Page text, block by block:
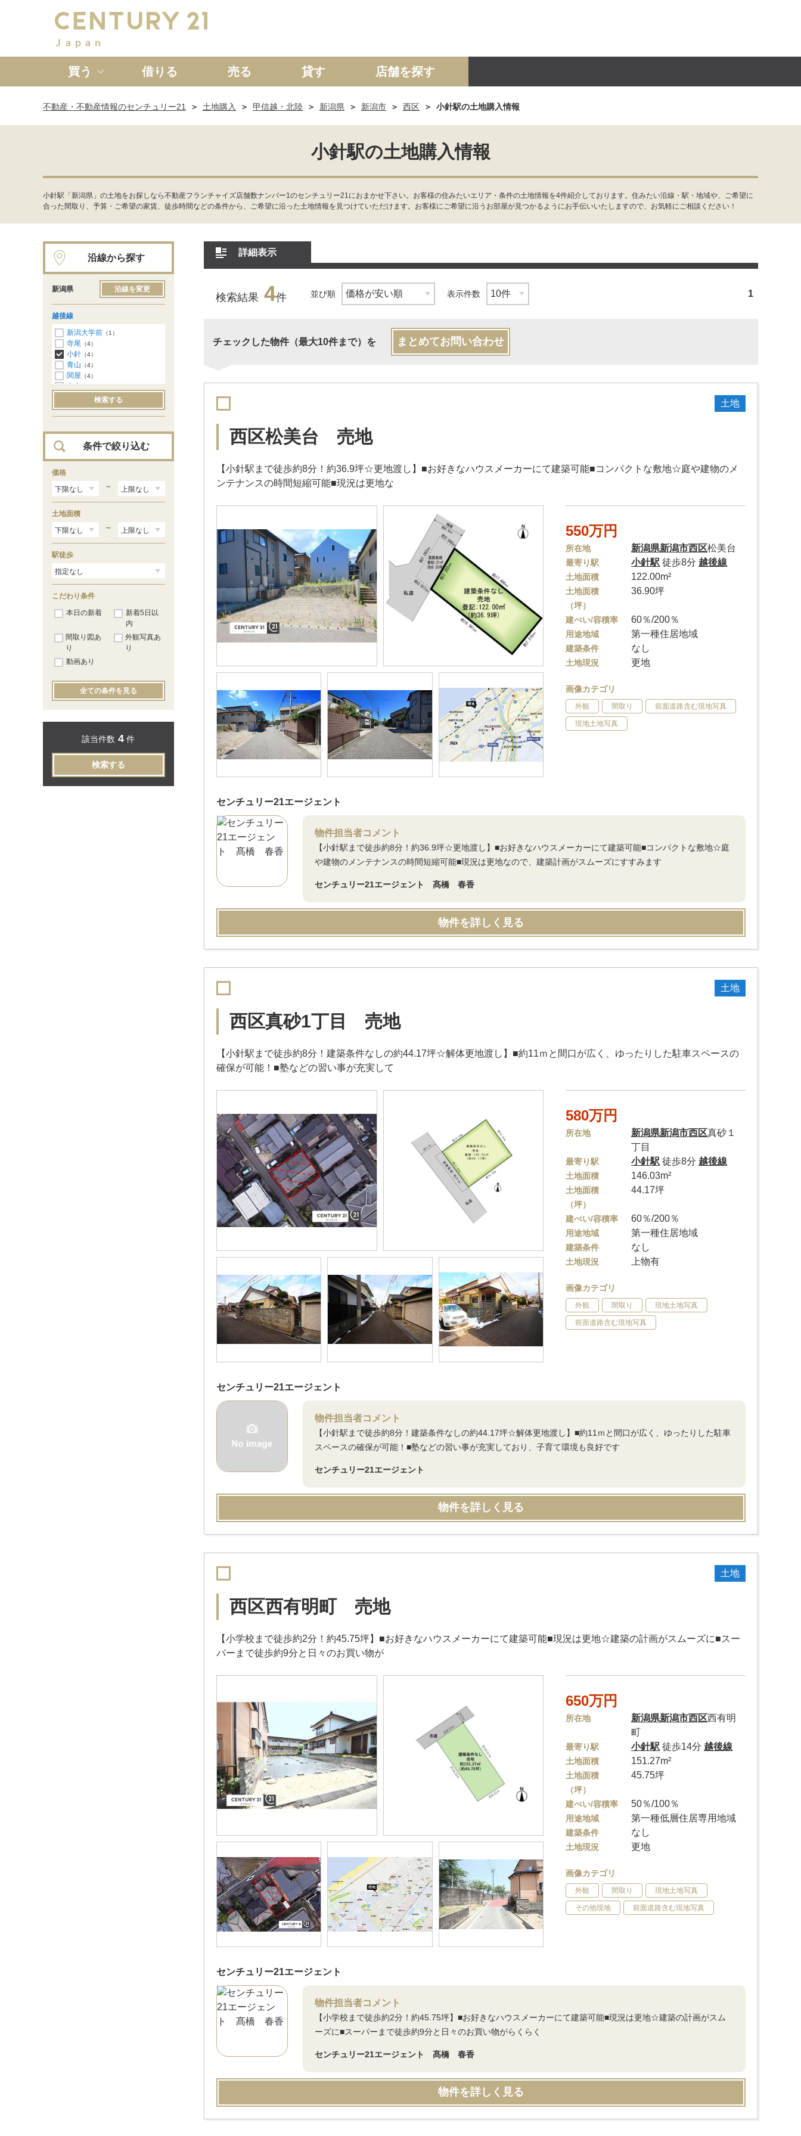
買う
新築一戸建て 中古一戸建て マンション 土地 事業投資用
借りる 売る 貸す 店舗を探す
不動産・不動産情報のセンチュリー21 土地購入 甲信越・北陸 新潟県 新潟市 西区 小針駅の土地購入情報
小針駅の土地購入情報
小針駅「新潟県」の土地をお探しなら不動産フランチャイズ店舗数ナンバー1のセンチュリー21におまかせ下さい。お客様の住みたいエリア・条件の土地情報を4件紹介しております。住みたい沿線・駅・地域や、ご希望に
合った間取り、予算・ご希望の家賃、徒歩時間などの条件から、ご希望に沿った土地情報を見つけていただけます。お客様にご希望に沿うお部屋が見つかるようにお手伝いいたしますので、お気軽にご相談ください！
詳細表示
検索結果 4件 並び順 表示件数 1
チェックした物件（最大10件まで）を まとめてお問い合わせ
土地
西区松美台 売地
【小針駅まで徒歩約8分！約36.9坪☆更地渡し】■お好きなハウスメーカーにて建築可能■コンパクトな敷地☆庭や建物のメ
ンテナンスの時間短縮可能■現況は更地な
550万円
所在地 新潟県新潟市西区松美台
最寄り駅 小針駅 徒歩8分 越後線
土地面積 122.00m²
土地面積
（坪）
36.90坪
建ぺい/容積率 60％/200％
用途地域 第一種住居地域
建築条件 なし
土地現況 更地
画像カテゴリ
外観 間取り 前面道路含む現地写真
現地土地写真
センチュリー21エージェント
物件担当者コメント
【小針駅まで徒歩約8分！約36.9坪☆更地渡し】■お好きなハウスメーカーにて建築可能■コンパクトな敷地☆庭
や建物のメンテナンスの時間短縮可能■現況は更地なので、建築計画がスムーズにすすみます
センチュリー21エージェント 髙橋 春香
物件を詳しく見る
土地
西区真砂1丁目 売地
【小針駅まで徒歩約8分！建築条件なしの約44.17坪☆解体更地渡し】■約11ｍと間口が広く、ゆったりした駐車スペースの
確保が可能！■塾などの習い事が充実して
580万円
所在地 新潟県新潟市西区真砂１
丁目
最寄り駅 小針駅 徒歩8分 越後線
土地面積 146.03m²
土地面積
（坪）
44.17坪
建ぺい/容積率 60％/200％
用途地域 第一種住居地域
建築条件 なし
土地現況 上物有
画像カテゴリ
外観 間取り 現地土地写真
前面道路含む現地写真
センチュリー21エージェント
物件担当者コメント
【小針駅まで徒歩約8分！建築条件なしの約44.17坪☆解体更地渡し】■約11ｍと間口が広く、ゆったりした駐車
スペースの確保が可能！■塾などの習い事が充実しており、子育て環境も良好です
センチュリー21エージェント
物件を詳しく見る
土地
西区西有明町 売地
【小学校まで徒歩約2分！約45.75坪】■お好きなハウスメーカーにて建築可能■現況は更地☆建築の計画がスムーズに■スー
パーまで徒歩約9分と日々のお買い物が
650万円
所在地 新潟県新潟市西区西有明
町
最寄り駅 小針駅 徒歩14分 越後線
土地面積 151.27m²
土地面積
（坪）
45.75坪
建ぺい/容積率 50％/100％
用途地域 第一種低層住居専用地域
建築条件 なし
土地現況 更地
画像カテゴリ
外観 間取り 現地土地写真
その他現地 前面道路含む現地写真
センチュリー21エージェント
物件担当者コメント
【小学校まで徒歩約2分！約45.75坪】■お好きなハウスメーカーにて建築可能■現況は更地☆建築の計画がスム
ーズに■スーパーまで徒歩約9分と日々のお買い物がらくらく
センチュリー21エージェント 髙橋 春香
物件を詳しく見る
沿線から探す
新潟県 沿線を変更
越後線
新潟大学前 （1）
寺尾 （4）
小針 （4）
青山 （4）
関屋 （4）
白山
（2）
新潟（13）
検索する
条件で絞り込む
価格
～
土地面積
～
駅徒歩
こだわり条件
本日の新着
新着5日以
内
間取り図あ
り
外観写真あ
り
動画あり
全ての条件を見る
該当件数 4 件
検索する